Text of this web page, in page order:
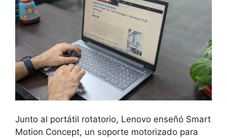
Junto al portátil rotatorio, Lenovo enseñó Smart
Motion Concept, un soporte motorizado para